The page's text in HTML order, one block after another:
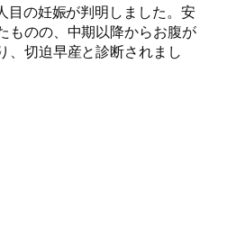
目の妊娠が判明しました。安
ものの、中期以降からお腹が
、切迫早産と診断されまし